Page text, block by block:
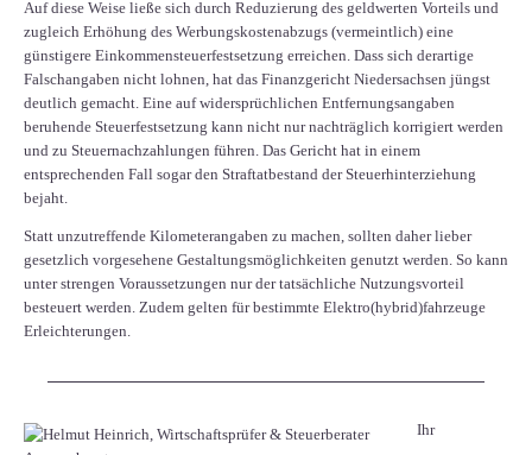
Auf diese Weise ließe sich durch Reduzierung des geldwerten Vorteils und
zugleich Erhöhung des Werbungskostenabzugs (vermeintlich) eine
günstigere Einkommensteuerfestsetzung erreichen. Dass sich derartige
Falschangaben nicht lohnen, hat das Finanzgericht Niedersachsen jüngst
deutlich gemacht. Eine auf widersprüchlichen Entfernungsangaben
beruhende Steuerfestsetzung kann nicht nur nachträglich korrigiert werden
und zu Steuernachzahlungen führen. Das Gericht hat in einem
entsprechenden Fall sogar den Straftatbestand der Steuerhinterziehung
bejaht.
Statt unzutreffende Kilometerangaben zu machen, sollten daher lieber
gesetzlich vorgesehene Gestaltungsmöglichkeiten genutzt werden. So kann
unter strengen Voraussetzungen nur der tatsächliche Nutzungsvorteil
besteuert werden. Zudem gelten für bestimmte Elektro(hybrid)fahrzeuge
Erleichterungen.
Ihr